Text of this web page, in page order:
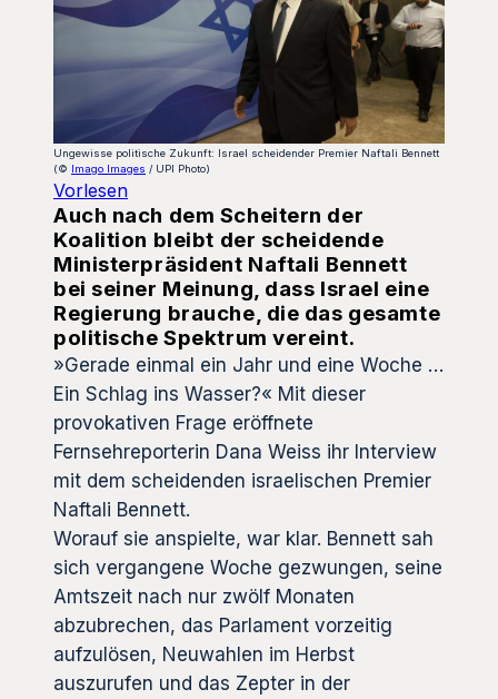
Ungewisse politische Zukunft: Israel scheidender Premier Naftali Bennett
(© Imago Images / UPI Photo)
Vorlesen
Auch nach dem Scheitern der
Koalition bleibt der scheidende
Ministerpräsident Naftali Bennett
bei seiner Meinung, dass Israel eine
Regierung brauche, die das gesamte
politische Spektrum vereint.
»Gerade einmal ein Jahr und eine Woche …
Ein Schlag ins Wasser?« Mit dieser
provokativen Frage eröffnete
Fernsehreporterin Dana Weiss ihr Interview
mit dem scheidenden israelischen Premier
Naftali Bennett.
Worauf sie anspielte, war klar. Bennett sah
sich vergangene Woche gezwungen, seine
Amtszeit nach nur zwölf Monaten
abzubrechen, das Parlament vorzeitig
aufzulösen, Neuwahlen im Herbst
auszurufen und das Zepter in der